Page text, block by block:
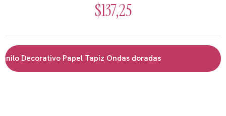
apariencia de un papel tapiz de alta gama.
El patrón de círculos concéntricos
cualquier espacio.
Fácil de instalar:Al igual que un papel tapiz, se
adhiere fácilmente a la pared, sin necesidad de
$137,25
Decorativo Papel Tapiz Ondas doradas